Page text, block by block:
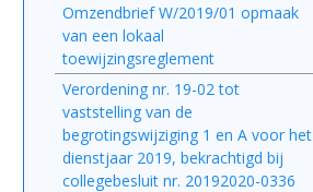
Omzendbrief W/2019/01 opmaak
van een lokaal
toewijzingsreglement
Verordening nr. 19-02 tot
vaststelling van de
begrotingswijziging 1 en A voor het
dienstjaar 2019, bekrachtigd bij
collegebesluit nr. 20192020-0336